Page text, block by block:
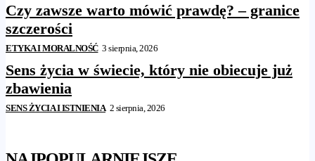
Czy zawsze warto mówić prawdę? – granice
szczerości
ETYKA I MORALNOŚĆ 3 sierpnia, 2026
Sens życia w świecie, który nie obiecuje już
zbawienia
SENS ŻYCIA I ISTNIENIA 2 sierpnia, 2026